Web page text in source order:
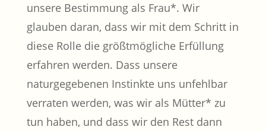
unsere Bestimmung als Frau*. Wir
glauben daran, dass wir mit dem Schritt in
diese Rolle die größtmögliche Erfüllung
erfahren werden. Dass unsere
naturgegebenen Instinkte uns unfehlbar
verraten werden, was wir als Mütter* zu
tun haben, und dass wir den Rest dann